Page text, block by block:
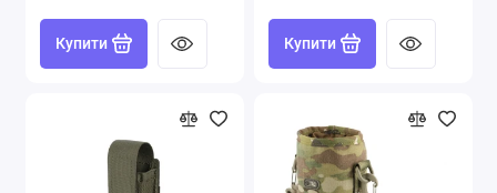
Купити Купити